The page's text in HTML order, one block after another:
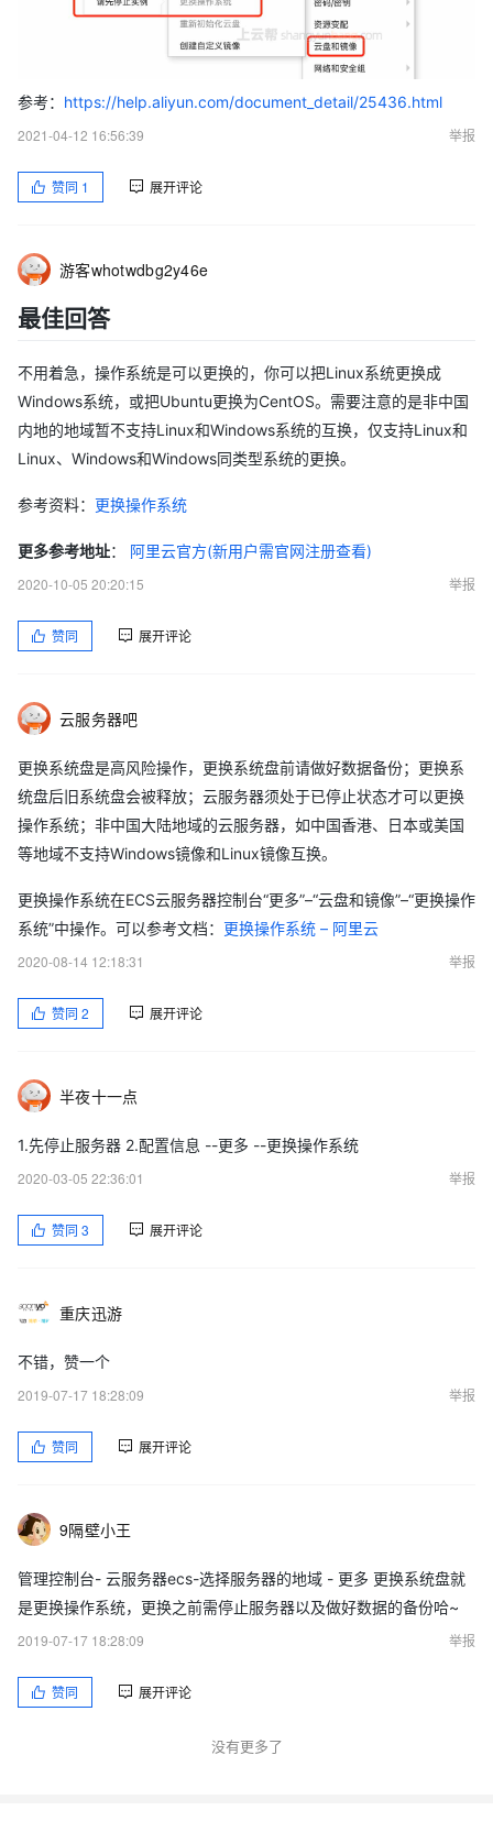
参考： https://help.aliyun.com/document_detail/25436.html
2021-04-12 16:56:39
举报
赞同 1 展开评论
游客whotwdbg2y46e
最佳回答
不用着急，操作系统是可以更换的，你可以把Linux系统更换成
Windows系统，或把Ubuntu更换为CentOS。需要注意的是非中国
内地的地域暂不支持Linux和Windows系统的互换，仅支持Linux和
Linux、Windows和Windows同类型系统的更换。
参考资料： 更换操作系统
更多参考地址： 阿里云官方(新用户需官网注册查看)
2020-10-05 20:20:15
举报
赞同 展开评论
云服务器吧
更换系统盘是高风险操作，更换系统盘前请做好数据备份；更换系
统盘后旧系统盘会被释放；云服务器须处于已停止状态才可以更换
操作系统；非中国大陆地域的云服务器，如中国香港、日本或美国
等地域不支持Windows镜像和Linux镜像互换。
更换操作系统在ECS云服务器控制台“更多”–“云盘和镜像”–“更换操作
系统”中操作。可以参考文档： 更换操作系统 – 阿里云
2020-08-14 12:18:31
举报
赞同 2 展开评论
半夜十一点
1.先停止服务器 2.配置信息 --更多 --更换操作系统
2020-03-05 22:36:01
举报
赞同 3 展开评论
重庆迅游
不错，赞一个
2019-07-17 18:28:09
举报
赞同 展开评论
9隔壁小王
管理控制台- 云服务器ecs-选择服务器的地域 - 更多 更换系统盘就
是更换操作系统，更换之前需停止服务器以及做好数据的备份哈~
2019-07-17 18:28:09
举报
赞同 展开评论
没有更多了